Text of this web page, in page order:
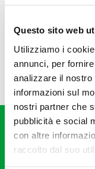
Questo sito web
Utilizziamo i
annunci, per
analizzare il
informazioni sul
nostri partner che
pubblicità e social
con altre
raccolto dal suo